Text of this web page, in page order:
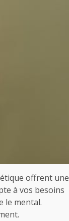
offrent une
à vos besoins
le mental.